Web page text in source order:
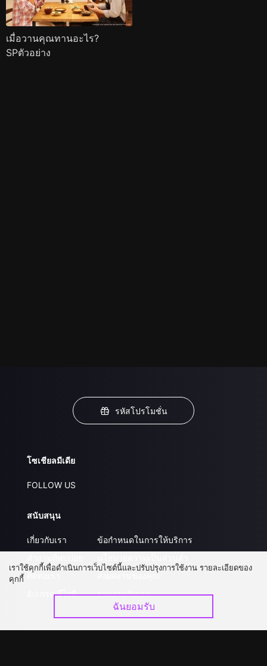
เมื่อวานคุณทานอะไร?
SPตัวอย่าง
รหัสโปรโมชั่น
โซเชียลมีเดีย
FOLLOW US
สนับสนุน
เกี่ยวกับเรา
ติดต่อเรา
อัปเกรด วีไอพี
ข้อกำหนดในการให้บริการ
ส่งผลงานของคุณ
ร่วมงานกับเรา
เราใช้คุกกี้เพื่อดำเนินการเว็บไซต์นี้และปรับปรุงการใช้งาน รายละเอียดของ
คุกกี้
ฉันยอมรับ